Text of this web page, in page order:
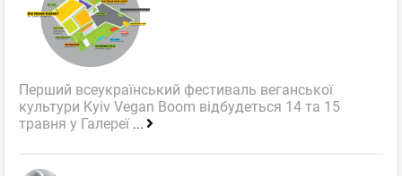
Перший всеукраїнський фестиваль веганської
культури Kyiv Vegan Boom відбудеться 14 та 15
травня у Галереї ...